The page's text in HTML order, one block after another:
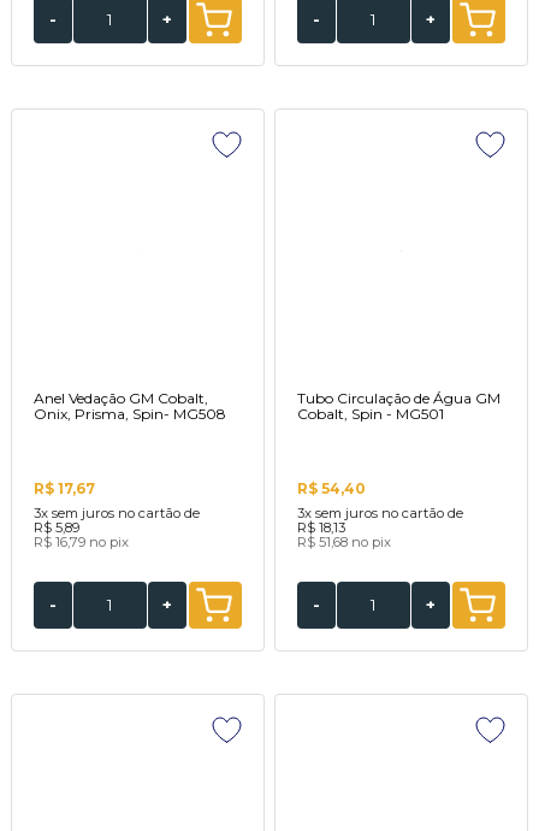
- + - +
Anel Vedação GM Cobalt,
Onix, Prisma, Spin- MG508
R$ 17,67
3x sem juros no cartão de
R$ 5,89
R$ 16,79 no pix
- +
Tubo Circulação de Água GM
Cobalt, Spin - MG501
R$ 54,40
3x sem juros no cartão de
R$ 18,13
R$ 51,68 no pix
- +